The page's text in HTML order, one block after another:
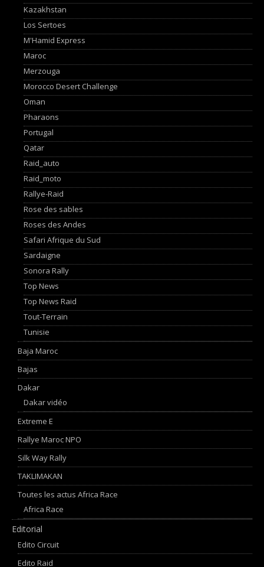
Kazakhstan
Los Sertoes
M'Hamid Express
Maroc
Merzouga
Morocco Desert Challenge
Oman
Pharaons
Portugal
Qatar
Raid_auto
Raid_moto
Rallye-Raid
Rose des sables
Roses des Andes
Safari Afrique du Sud
Sardaigne
Sonora Rally
Top News
Top News Raid
Tout-Terrain
Tunisie
Baja Maroc
Bajas
Dakar
Dakar vidéo
Extreme E
Rallye Maroc NPO
Silk Way Rally
TAKLIMAKAN
Toutes les actus Africa Race
Africa Race
Editorial
Edito Circuit
Edito Raid